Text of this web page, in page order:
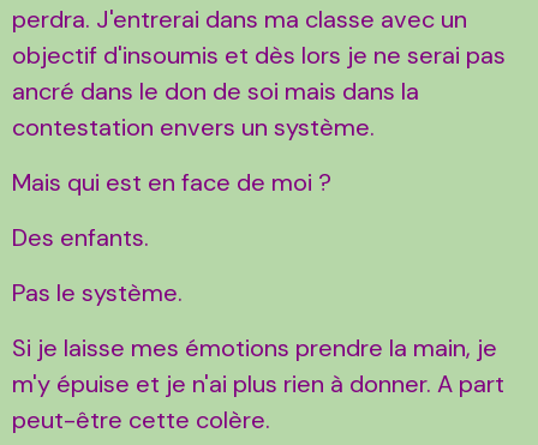
perdra. J'entrerai dans ma classe avec un
objectif d'insoumis et dès lors je ne serai pas
ancré dans le don de soi mais dans la
contestation envers un système.
Mais qui est en face de moi ?
Des enfants.
Pas le système.
Si je laisse mes émotions prendre la main, je
m'y épuise et je n'ai plus rien à donner. A part
peut-être cette colère.